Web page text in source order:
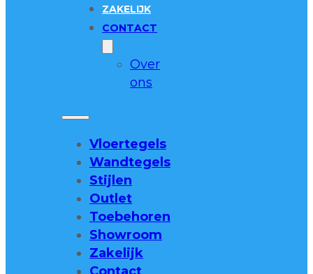
ZAKELIJK
CONTACT
Over
ons
Vloertegels
Wandtegels
Stijlen
Outlet
Toebehoren
Showroom
Zakelijk